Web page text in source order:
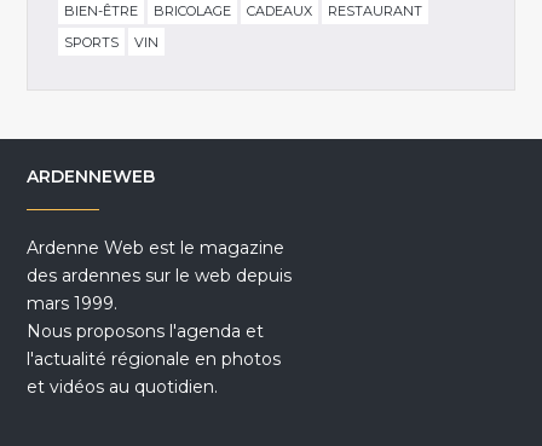
BIEN-ÊTRE
BRICOLAGE CADEAUX
RESTAURANT
SPORTS
VIN
ARDENNEWEB
Ardenne Web est le magazine
des ardennes sur le web depuis
mars 1999.
Nous proposons l'agenda et
l'actualité régionale en photos
et vidéos au quotidien.